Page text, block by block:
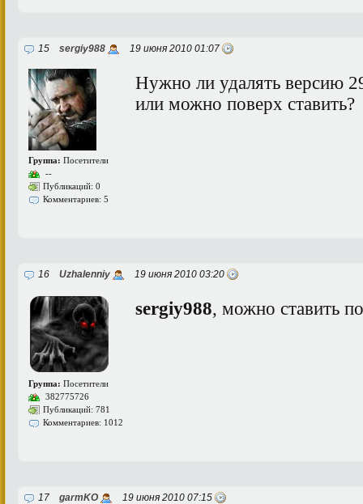
15 sergiy988 19 июня 2010 01:07
Группа: Посетители
--
Публикаций: 0
Комментариев: 5
Нужно ли удалять версию
или можно поверх ставить?
16 Uzhalenniy 19 июня 2010 03:20
Группа: Посетители
382775726
Публикаций: 781
Комментариев: 1012
sergiy988, можно ставить
17 garmKO 19 июня 2010 07:15